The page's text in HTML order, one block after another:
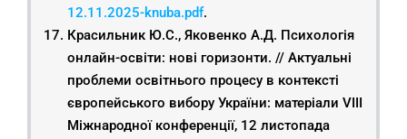
12.11.2025-knuba.pdf.
Красильник Ю.С., Яковенко А.Д. Психологія
онлайн-освіти: нові горизонти. // Актуальні
проблеми освітнього процесу в контексті
європейського вибору України: матеріали VIІІ
Міжнародної конференції, 12 листопада